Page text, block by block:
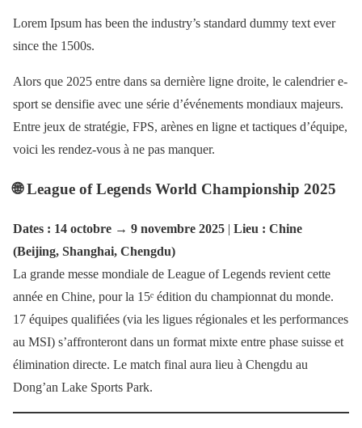
Lorem Ipsum has been the industry’s standard dummy text ever
since the 1500s.
Alors que 2025 entre dans sa dernière ligne droite, le calendrier e-
sport se densifie avec une série d’événements mondiaux majeurs.
Entre jeux de stratégie, FPS, arènes en ligne et tactiques d’équipe,
voici les rendez-vous à ne pas manquer.
🌐 League of Legends World Championship 2025
Dates : 14 octobre → 9 novembre 2025 | Lieu : Chine
(Beijing, Shanghai, Chengdu)
La grande messe mondiale de League of Legends revient cette
année en Chine, pour la 15ᵉ édition du championnat du monde.
17 équipes qualifiées (via les ligues régionales et les performances
au MSI) s’affronteront dans un format mixte entre phase suisse et
élimination directe. Le match final aura lieu à Chengdu au
Dong’an Lake Sports Park.